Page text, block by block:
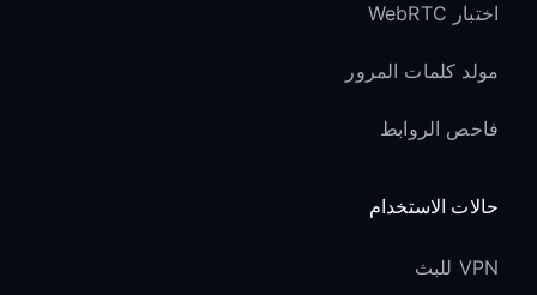
اختبار WebRTC
مولد كلمات المرور
فاحص الروابط
حالات الاستخدام
VPN للبث